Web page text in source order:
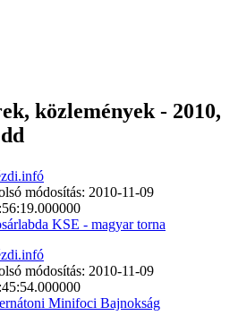
közlemények - 2010,
módosítás: 2010-11-09
KSE - magyar torna
módosítás: 2010-11-09
Minifoci Bajnokság